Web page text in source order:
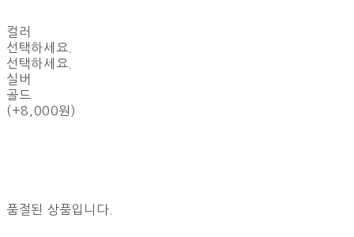
컬러
선택하세요.
선택하세요.
실버
골드
(+8,000원)
품절된 상품입니다.